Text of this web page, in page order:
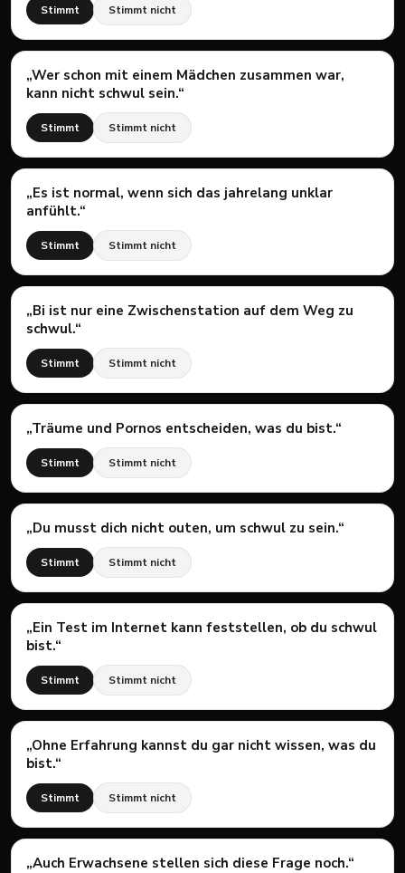
Stimmt Stimmt nicht
„Wer schon mit einem Mädchen zusammen war,
kann nicht schwul sein.“
Stimmt Stimmt nicht
„Es ist normal, wenn sich das jahrelang unklar
anfühlt.“
Stimmt Stimmt nicht
„Bi ist nur eine Zwischenstation auf dem Weg zu
schwul.“
Stimmt Stimmt nicht
„Träume und Pornos entscheiden, was du bist.“
Stimmt Stimmt nicht
„Du musst dich nicht outen, um schwul zu sein.“
Stimmt Stimmt nicht
„Ein Test im Internet kann feststellen, ob du schwul
bist.“
Stimmt Stimmt nicht
„Ohne Erfahrung kannst du gar nicht wissen, was du
bist.“
Stimmt Stimmt nicht
„Auch Erwachsene stellen sich diese Frage noch.“